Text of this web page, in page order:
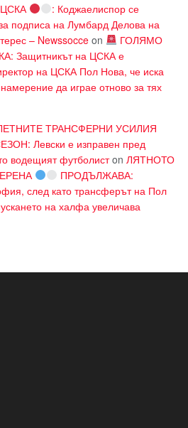
: Коджаелиспор се
подписа на Лумбард Делова на
– Newssocce on
ГОЛЯМО
Защитникът на ЦСКА е
на ЦСКА Пол Нова, че иска
да играе отново за тях
ТРАНСФЕРНИ УСИЛИЯ
Левски е изправен пред
водещият футболистon ЛЯТНОТО
ПРОДЪЛЖАВА:
след като трансферът на Пол
на халфа увеличава